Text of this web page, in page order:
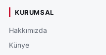
KURUMSAL
Hakkımızda
Künye